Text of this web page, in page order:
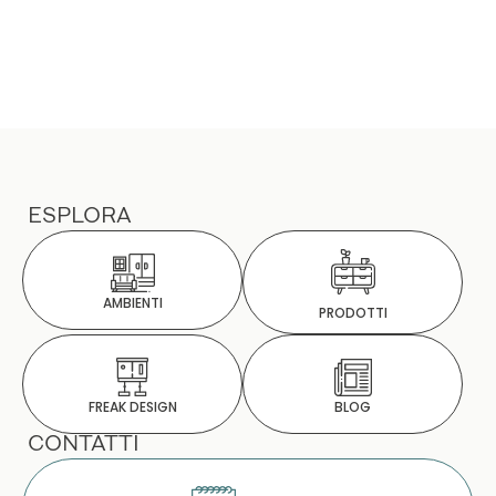
ESPLORA
AMBIENTI
PRODOTTI
FREAK DESIGN BLOG
CONTATTI